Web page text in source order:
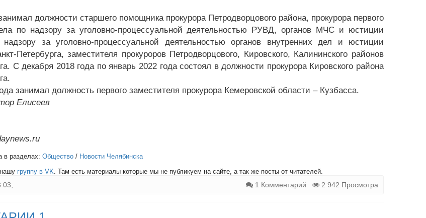
должности старшего помощника прокурора Петродворцового района, прокурора первого
по надзору за уголовно-процессуальной деятельностью РУВД, органов МЧС и юстиции
за уголовно-процессуальной деятельностью органов внутренних дел и юстиции
Петербурга, заместителя прокуроров Петродворцового, Кировского, Калининского районов
С декабря 2018 года по январь 2022 года состоял в должности прокурора Кировского района
занимал должность первого заместителя прокурора Кемеровской области – Кузбасса.
Елисеев
в разделах: Общество / Новости Челябинска
группу в VK . Там есть материалы которые мы не публикуем на сайте, а так же посты от читателей.
1 Комментарий 2 942 Просмотра